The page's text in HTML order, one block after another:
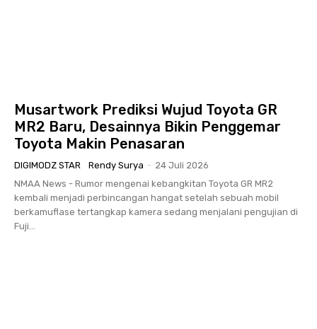
Musartwork Prediksi Wujud Toyota GR
MR2 Baru, Desainnya Bikin Penggemar
Toyota Makin Penasaran
DIGIMODZ STAR Rendy Surya - 24 Juli 2026
NMAA News - Rumor mengenai kebangkitan Toyota GR MR2
kembali menjadi perbincangan hangat setelah sebuah mobil
berkamuflase tertangkap kamera sedang menjalani pengujian di
Fuji...